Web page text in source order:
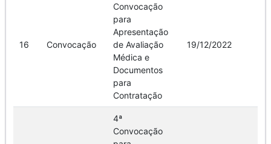
16 Convocação
Convocação
para
Apresentação
de Avaliação
Médica e
Documentos
para
Contratação
19/12/2022
4ª
Convocação